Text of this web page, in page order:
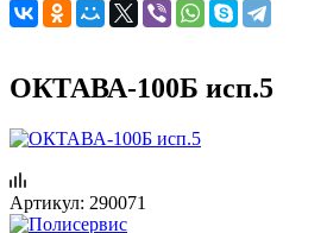
ОКТАВА-100Б исп.5
Артикул: 290071